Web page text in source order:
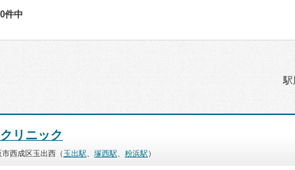
件中
駅
リニック
西成区玉出西（ 玉出駅 塚西駅 粉浜駅 ）